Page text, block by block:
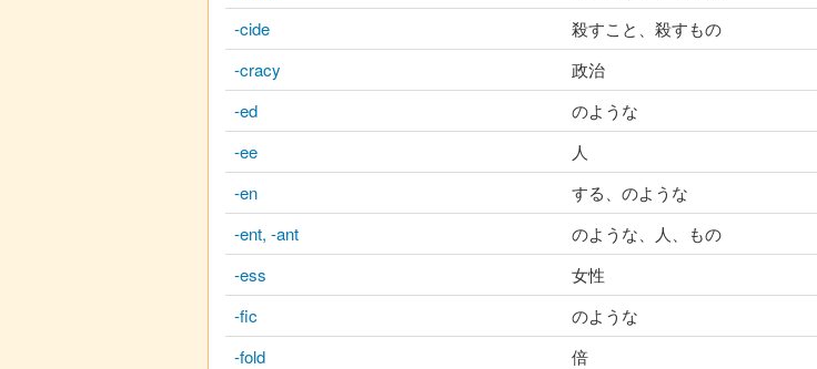
-cide
殺すこと、殺すもの
-cracy
政治
-ed
のような
-ee
人
-en
する、のような
-ent, -ant
のような、人、もの
-ess
女性
-fic
のような
-fold
倍